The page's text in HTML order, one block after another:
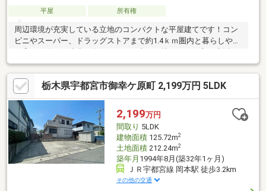
平屋 所有権
周辺環境が充実している立地のコンパクトな平屋建てです！コン
ビニやスーパー、ドラッグストアまで約1.4ｋｍ圏内と暮らしやす
やすいのではないでしょうか。宇都宮環状線すぐそばですので各
方面へのアクセス良好！リフォームを施してご活用いただいて
も、更地にして土地としてもご活用いただけます！※築年数不明
なため、システム上一番古い築年数を表示しています。
栃木県宇都宮市御幸ケ原町 2,199万円 5LDK
2,199万円
間取り 5LDK
建物面積125.72m2
土地面積212.24m2
築年月 1994年8月(築32年1ヶ月)
ＪＲ宇都宮線 岡本駅 徒歩3.2km
その他の交通